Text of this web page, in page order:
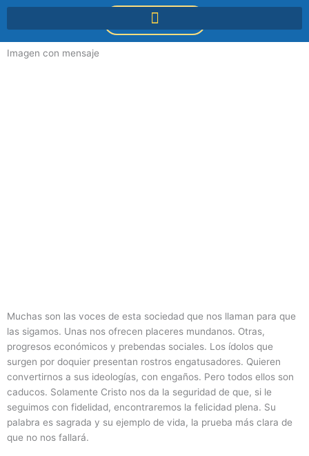
DONACIONES
Imagen con mensaje
Muchas son las voces de esta sociedad que nos llaman para que
las sigamos. Unas nos ofrecen placeres mundanos. Otras,
progresos económicos y prebendas sociales. Los ídolos que
surgen por doquier presentan rostros engatusadores. Quieren
convertirnos a sus ideologías, con engaños. Pero todos ellos son
caducos. Solamente Cristo nos da la seguridad de que, si le
seguimos con fidelidad, encontraremos la felicidad plena. Su
palabra es sagrada y su ejemplo de vida, la prueba más clara de
que no nos fallará.